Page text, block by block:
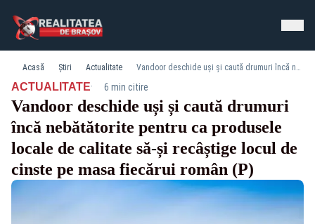
Acasă Știri Actualitate Vandoor deschide uși și caută drumuri încă nebătătorite pentru ca produsele locale de calitate să-și recâștige locul de cinste pe masa fiecărui român (P)
ACTUALITATE· 6 min citire
Vandoor deschide uși și caută drumuri
încă nebătătorite pentru ca produsele
locale de calitate să-și recâștige locul de
cinste pe masa fiecărui român (P)